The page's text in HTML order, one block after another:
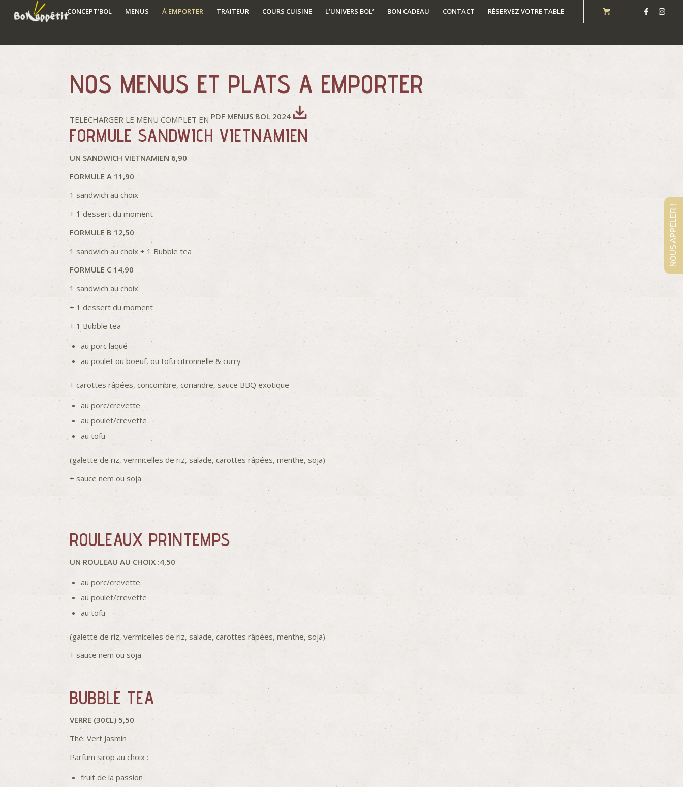
CONCEPT’BOL MENUS À EMPORTER TRAITEUR COURS CUISINE L’UNIVERS BOL’ BON CADEAU CONTACT RÉSERVEZ VOTRE TABLE
NOS MENUS ET PLATS A EMPORTER
TELECHARGER LE MENU COMPLET EN PDF MENUS BOL 2024
FORMULE SANDWICH VIETNAMIEN
UN SANDWICH VIETNAMIEN 6,90
FORMULE A 11,90
1 sandwich au choix
+ 1 dessert du moment
FORMULE B 12,50
1 sandwich au choix + 1 Bubble tea
FORMULE C 14,90
1 sandwich au choix
+ 1 dessert du moment
+ 1 Bubble tea
au porc laqué
au poulet ou boeuf, ou tofu citronnelle & curry
+ carottes râpées, concombre, coriandre, sauce BBQ exotique
au porc/crevette
au poulet/crevette
au tofu
(galette de riz, vermicelles de riz, salade, carottes râpées, menthe, soja)
+ sauce nem ou soja
ROULEAUX PRINTEMPS
UN ROULEAU AU CHOIX :4,50
au porc/crevette
au poulet/crevette
au tofu
(galette de riz, vermicelles de riz, salade, carottes râpées, menthe, soja)
+ sauce nem ou soja
BUBBLE TEA
VERRE (30CL) 5,50
Thé: Vert Jasmin
Parfum sirop au choix :
fruit de la passion
NOUS APPELER !